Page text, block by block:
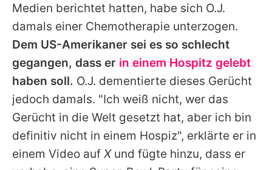
Medien berichtet hatten, habe sich O.J.
damals einer Chemotherapie unterzogen.
Dem US-Amerikaner sei es so schlecht
gegangen, dass er in einem Hospitz gelebt
haben soll. O.J. dementierte dieses Gerücht
jedoch damals. "Ich weiß nicht, wer das
Gerücht in die Welt gesetzt hat, aber ich bin
definitiv nicht in einem Hospiz", erklärte er in
einem Video auf Xund fügte hinzu, dass er